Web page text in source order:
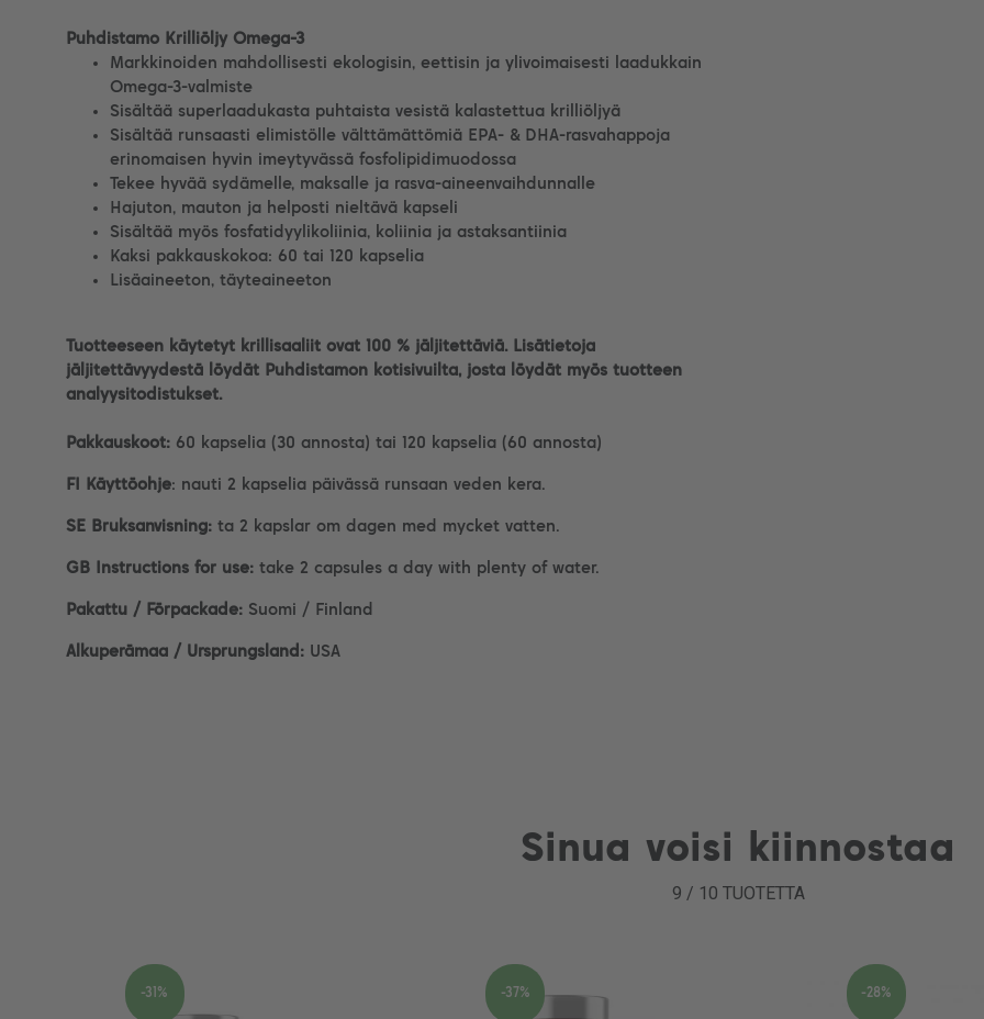
Puhdistamo Krilliöljy Omega-3
Markkinoiden mahdollisesti ekologisin, eettisin ja ylivoimaisesti laadukkain
Omega-3-valmiste
Sisältää superlaadukasta puhtaista vesistä kalastettua krilliöljyä
Sisältää runsaasti elimistölle välttämättömiä EPA- & DHA-rasvahappoja
erinomaisen hyvin imeytyvässä fosfolipidimuodossa
Tekee hyvää sydämelle, maksalle ja rasva-aineenvaihdunnalle
Hajuton, mauton ja helposti nieltävä kapseli
Sisältää myös fosfatidyylikoliinia, koliinia ja astaksantiinia
Kaksi pakkauskokoa: 60 tai 120 kapselia
Lisäaineeton, täyteaineeton
Tuotteeseen käytetyt krillisaaliit ovat 100 % jäljitettäviä. Lisätietoja
jäljitettävyydestä löydät Puhdistamon kotisivuilta, josta löydät myös tuotteen
analyysitodistukset.
Pakkauskoot: 60 kapselia (30 annosta) tai 120 kapselia (60 annosta)
FI Käyttöohje: nauti 2 kapselia päivässä runsaan veden kera.
SE Bruksanvisning: ta 2 kapslar om dagen med mycket vatten.
GB Instructions for use: take 2 capsules a day with plenty of water.
Pakattu / Förpackade: Suomi / Finland
Alkuperämaa / Ursprungsland: USA
Sinua voisi kiinnostaa
9 / 10 TUOTETTA
-31% -37% -28%